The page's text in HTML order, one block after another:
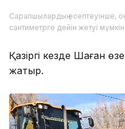
Сарапшылардың есептеуінше,
сантиметрге дейін жетуі мүмкін.
Қазіргі кезде Шаған
жатыр.